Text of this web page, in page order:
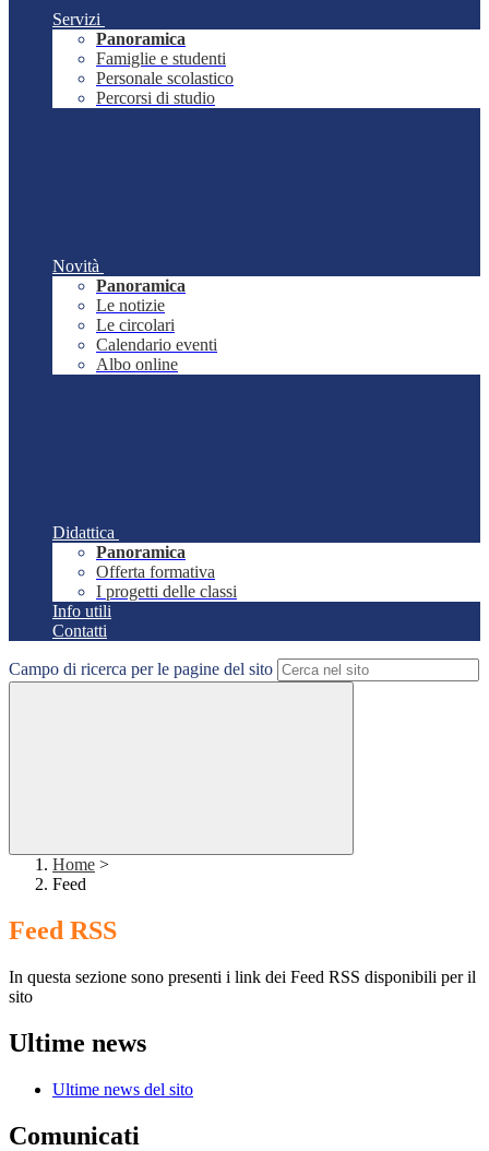
Servizi
Panoramica
Famiglie e studenti
Personale scolastico
Percorsi di studio
Novità
Panoramica
Le notizie
Le circolari
Calendario eventi
Albo online
Didattica
Panoramica
Offerta formativa
I progetti delle classi
Info utili
Contatti
Campo di ricerca per le pagine del sito
Home >
Feed
Feed RSS
In questa sezione sono presenti i link dei Feed RSS disponibili per il
sito
Ultime news
Ultime news del sito
Comunicati